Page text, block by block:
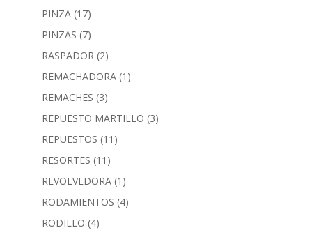
PINZA (17)
PINZAS (7)
RASPADOR (2)
REMACHADORA (1)
REMACHES (3)
REPUESTO MARTILLO (3)
REPUESTOS (11)
RESORTES (11)
REVOLVEDORA (1)
RODAMIENTOS (4)
RODILLO (4)